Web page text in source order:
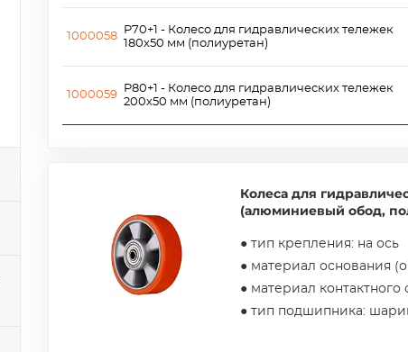
1000058
1000059
P70+1 - Колесо для гидравлических тележек
180х50 мм (полиуретан)
P80+1 - Колесо для гидравлических тележек
200х50 мм (полиуретан)
Колеса для
(алюминиевый обод,
● тип крепления: на ось
● материал основания
● материал
● тип подшипника: